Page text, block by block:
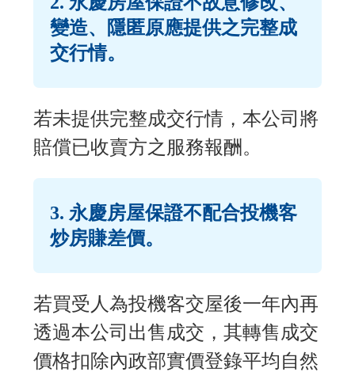
變造、隱匿原應提供之完整成
交行情。
若未提供完整成交行情，本公司將
賠償已收賣方之服務報酬。
3. 永慶房屋保證不配合投機客
炒房賺差價。
若買受人為投機客交屋後一年內再
透過本公司出售成交，其轉售成交
價格扣除內政部實價登錄平均自然